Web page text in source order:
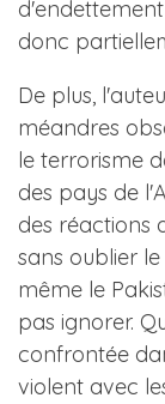
donc
De plus,
méandres
le terrorisme
des pays de
des réactions
sans oublier
même le
pas ignorer.
confrontée
violent avec